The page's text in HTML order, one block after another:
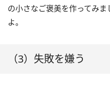
の小さなご褒美を作ってみ
よ。
（3）失敗を嫌う